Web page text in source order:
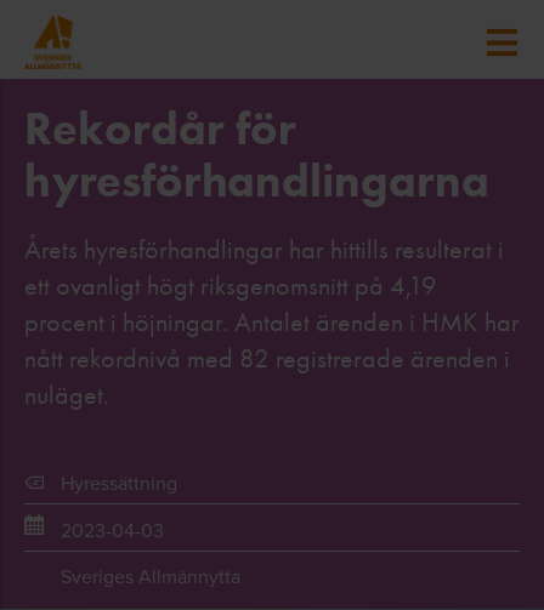
Rekordår för
hyresförhandlingarna
Årets hyresförhandlingar har hittills resulterat i
ett ovanligt högt riksgenomsnitt på 4,19
procent i höjningar. Antalet ärenden i HMK har
nått rekordnivå med 82 registrerade ärenden i
nuläget.
Hyressättning
2023-04-03
Sveriges Allmännytta